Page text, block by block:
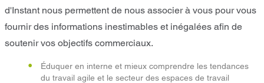
d'Instant nous permettent de nous associer à vous pour vous
fournir des informations inestimables et inégalées afin de
soutenir vos objectifs commerciaux.
Éduquer en interne et mieux comprendre les tendances
du travail agile et le secteur des espaces de travail